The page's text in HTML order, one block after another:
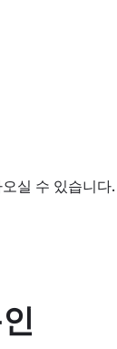
실 수 있습니다.